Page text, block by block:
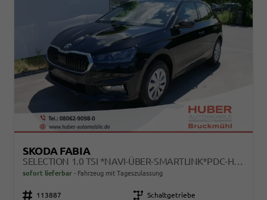
SKODA FABIA
SELECTION 1.0 TSI *NAVI-ÜBER-SMARTLINK*PDC-HI*LED*SHZ*KLIMA*RADIO
sofort lieferbar Fahrzeug mit Tageszulassung
Fahrzeugnr. 113887 Getriebe Schaltgetriebe